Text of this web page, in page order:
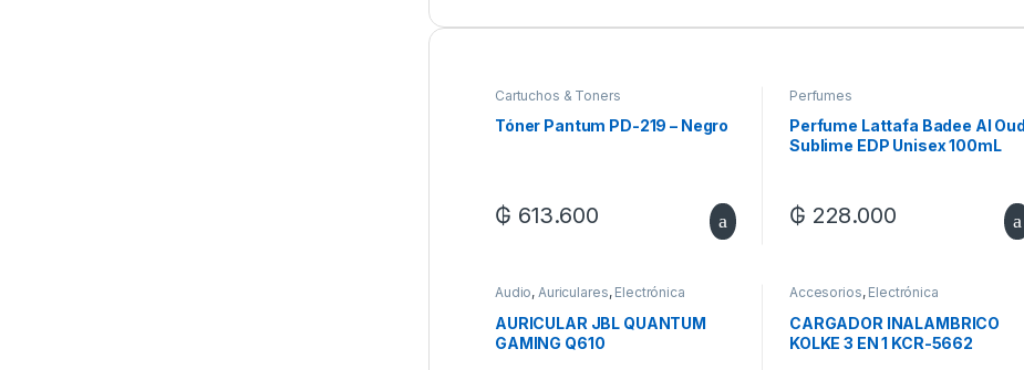
Cartuchos & Toners
Tóner Pantum PD-219 – Negro
₲ 613.600
Perfumes
Perfume Lattafa Badee Al Oud
Sublime EDP Unisex 100mL
₲ 228.000
Audio,Auriculares, Electrónica
AURICULAR JBL QUANTUM
GAMING Q610
Accesorios, Electrónica
CARGADOR INALAMBRICO
KOLKE 3 EN 1 KCR-5662